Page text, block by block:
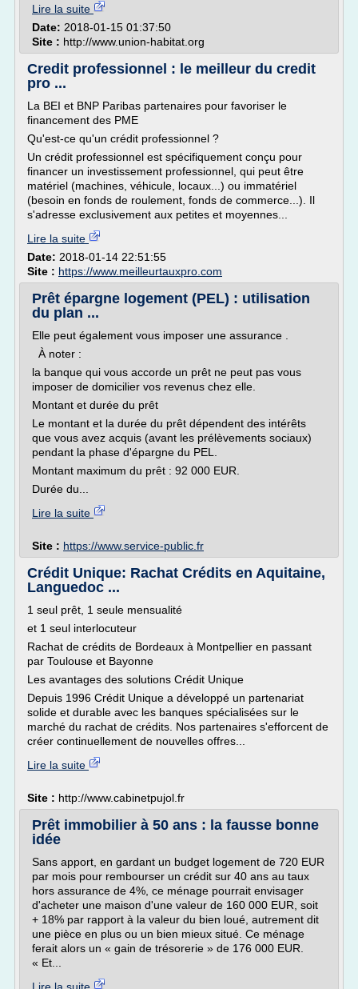
Lire la suite
Date: 2018-01-15 01:37:50
Site : http://www.union-habitat.org
Credit professionnel : le meilleur du credit
pro ...
La BEI et BNP Paribas partenaires pour favoriser le
financement des PME
Qu'est-ce qu'un crédit professionnel ?
Un crédit professionnel est spécifiquement conçu pour
financer un investissement professionnel, qui peut être
matériel (machines, véhicule, locaux...) ou immatériel
(besoin en fonds de roulement, fonds de commerce...). Il
s'adresse exclusivement aux petites et moyennes...
Lire la suite
Date: 2018-01-14 22:51:55
Site : https://www.meilleurtauxpro.com
Prêt épargne logement (PEL) : utilisation
du plan ...
Elle peut également vous imposer une assurance .
À noter :
la banque qui vous accorde un prêt ne peut pas vous
imposer de domicilier vos revenus chez elle.
Montant et durée du prêt
Le montant et la durée du prêt dépendent des intérêts
que vous avez acquis (avant les prélèvements sociaux)
pendant la phase d'épargne du PEL.
Montant maximum du prêt : 92 000 EUR.
Durée du...
Lire la suite
Site : https://www.service-public.fr
Crédit Unique: Rachat Crédits en Aquitaine,
Languedoc ...
1 seul prêt, 1 seule mensualité
et 1 seul interlocuteur
Rachat de crédits de Bordeaux à Montpellier en passant
par Toulouse et Bayonne
Les avantages des solutions Crédit Unique
Depuis 1996 Crédit Unique a développé un partenariat
solide et durable avec les banques spécialisées sur le
marché du rachat de crédits. Nos partenaires s'efforcent de
créer continuellement de nouvelles offres...
Lire la suite
Site : http://www.cabinetpujol.fr
Prêt immobilier à 50 ans : la fausse bonne
idée
Sans apport, en gardant un budget logement de 720 EUR
par mois pour rembourser un crédit sur 40 ans au taux
hors assurance de 4%, ce ménage pourrait envisager
d'acheter une maison d'une valeur de 160 000 EUR, soit
+ 18% par rapport à la valeur du bien loué, autrement dit
une pièce en plus ou un bien mieux situé. Ce ménage
ferait alors un « gain de trésorerie » de 176 000 EUR.
« Et...